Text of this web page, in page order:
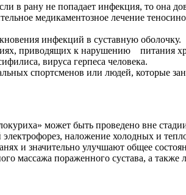
в рану не попадает инфекция, то она
медикаментозное лечение
инфекций в суставную оболочку.
приводящих к нарушению питания
вируса герпеса человека.
спортсменов или людей, которые
может быть проведено вне
наложение холодных и
и значительно улучшают общее
массажа пораженного сустава, а также